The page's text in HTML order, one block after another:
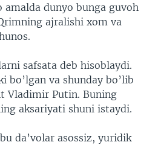
dunyo bunga guvoh
ajralishi xom va
safsata deb hisoblaydi.
bo’lgan va shunday bo’lib
Vladimir Putin. Buning
aksariyati shuni istaydi.
da’volar asossiz, yuridik